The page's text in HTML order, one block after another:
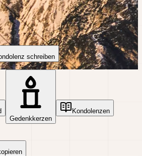
schreiben
Gedenkkerzen
Kondolenzen